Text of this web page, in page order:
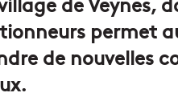
permet
de nouvelles